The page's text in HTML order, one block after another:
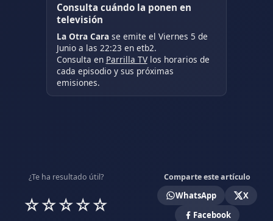
Consulta cuándo la ponen en
televisión
La Otra Carase emite el Viernes 5 de
Junio a las 22:23 en etb2.
Consulta en Parrilla TVlos horarios de
cada episodio y sus próximas
emisiones.
¿Te ha resultado útil? Comparte este artículo
☆☆☆☆☆ WhatsApp
X
Facebook